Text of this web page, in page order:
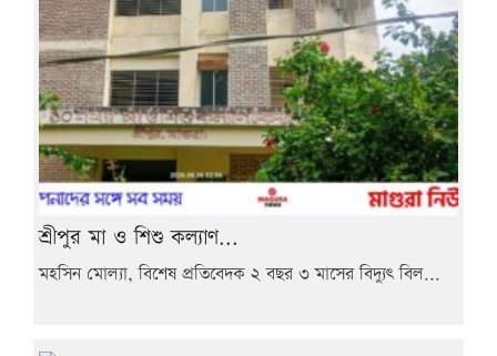
শ্রীপুর মা ও শিশু কল্যাণ...
মহসিন মোল্যা, বিশেষ প্রতিবেদক ২ বছর ৩ মাসের বিদ্যুৎ বিল...